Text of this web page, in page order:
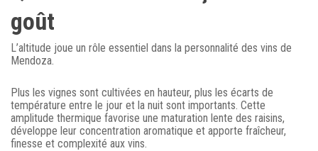
goût
L’altitude joue un rôle essentiel dans la personnalité des vins de
Mendoza.
Plus les vignes sont cultivées en hauteur, plus les écarts de
température entre le jour et la nuit sont importants. Cette
amplitude thermique favorise une maturation lente des raisins,
développe leur concentration aromatique et apporte fraîcheur,
finesse et complexité aux vins.